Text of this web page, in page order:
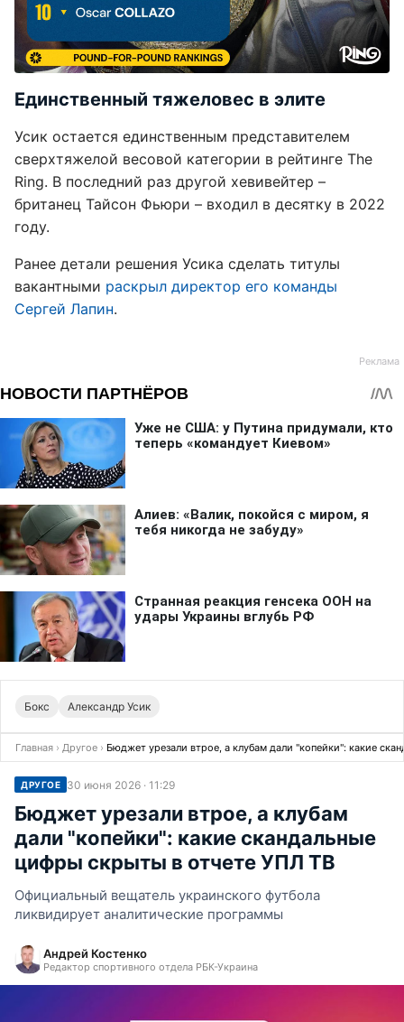
Единственный тяжеловес в элите
Усик остается единственным представителем
сверхтяжелой весовой категории в рейтинге The
Ring. В последний раз другой хевивейтер –
британец Тайсон Фьюри – входил в десятку в 2022
году.
Ранее детали решения Усика сделать титулы
вакантными раскрыл директор его команды
Сергей Лапин.
Бокс Александр Усик
Главная › Другое › Бюджет урезали втрое, а клубам дали "копейки": какие
ДРУГОЕ 30 июня 2026 · 11:29
Бюджет урезали втрое, а клубам
дали "копейки": какие скандальные
цифры скрыты в отчете УПЛ ТВ
Официальный вещатель украинского футбола
ликвидирует аналитические программы
Андрей Костенко
Редактор спортивного отдела РБК-Украина